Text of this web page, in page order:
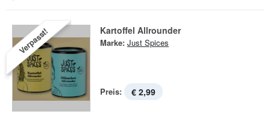
Verpasst! Kartoffel Allrounder
Marke: Just Spices
Preis: € 2,99